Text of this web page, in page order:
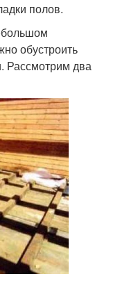
полов.
обустроить
Рассмотрим два